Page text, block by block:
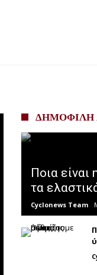
ΔΗΜΟΦΙΛΗ
Ποια είναι
τα
Cyclonews Team